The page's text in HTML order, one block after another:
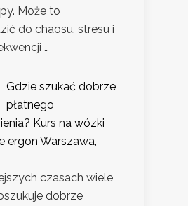
Może to
do chaosu, stresu i
…
Gdzie szukać dobrze
płatnego
Kurs na wózki
ergon Warszawa,
czasach wiele
dobrze